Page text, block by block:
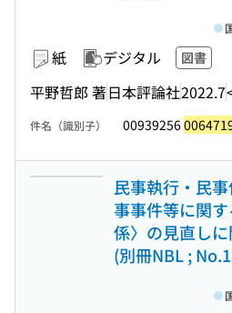
紙 デジタル 図書
平野哲郎 著日本評論社2022.7
件名（識別子） 00939256
民事執行・民
事事件等に関
係〉の見直し
(別冊NBL ;